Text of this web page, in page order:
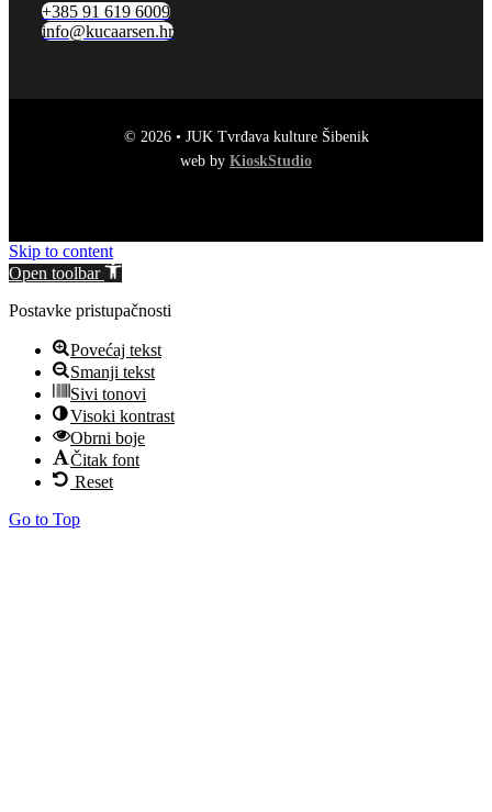
+385 91 619 6009
info@kucaarsen.hr
© 2026 • JUK Tvrđava kulture Šibenik
web by KioskStudio
Skip to content
Open toolbar
Postavke pristupačnosti
Povećaj tekst
Smanji tekst
Sivi tonovi
Visoki kontrast
Obrni boje
Čitak font
Reset
Go to Top